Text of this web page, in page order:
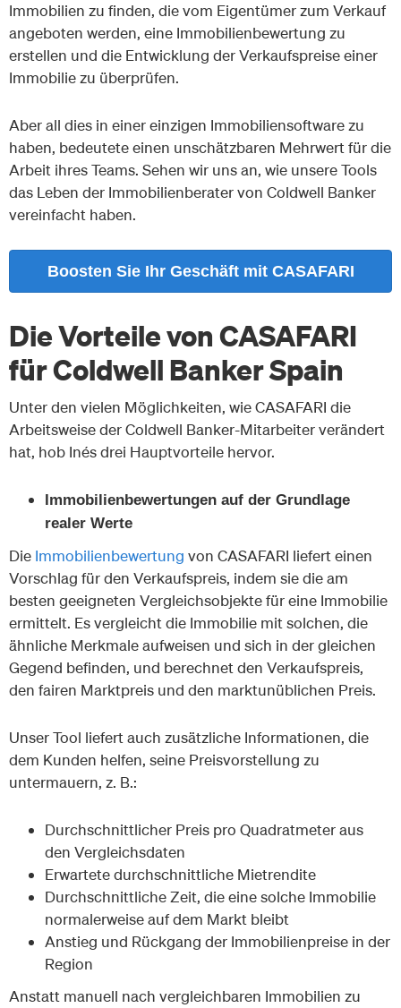
Immobilien zu finden, die vom Eigentümer zum Verkauf
angeboten werden, eine Immobilienbewertung zu
erstellen und die Entwicklung der Verkaufspreise einer
Immobilie zu überprüfen.
Aber all dies in einer einzigen Immobiliensoftware zu
haben, bedeutete einen unschätzbaren Mehrwert für die
Arbeit ihres Teams. Sehen wir uns an, wie unsere Tools
das Leben der Immobilienberater von Coldwell Banker
vereinfacht haben.
Boosten Sie Ihr Geschäft mit CASAFARI
Die Vorteile von CASAFARI
für Coldwell Banker Spain
Unter den vielen Möglichkeiten, wie CASAFARI die
Arbeitsweise der Coldwell Banker-Mitarbeiter verändert
hat, hob Inés drei Hauptvorteile hervor.
Immobilienbewertungen auf der Grundlage
realer Werte
Die Immobilienbewertung von CASAFARI liefert einen
Vorschlag für den Verkaufspreis, indem sie die am
besten geeigneten Vergleichsobjekte für eine Immobilie
ermittelt. Es vergleicht die Immobilie mit solchen, die
ähnliche Merkmale aufweisen und sich in der gleichen
Gegend befinden, und berechnet den Verkaufspreis,
den fairen Marktpreis und den marktunüblichen Preis.
Unser Tool liefert auch zusätzliche Informationen, die
dem Kunden helfen, seine Preisvorstellung zu
untermauern, z. B.:
Durchschnittlicher Preis pro Quadratmeter aus
den Vergleichsdaten
Erwartete durchschnittliche Mietrendite
Durchschnittliche Zeit, die eine solche Immobilie
normalerweise auf dem Markt bleibt
Anstieg und Rückgang der Immobilienpreise in der
Region
Anstatt manuell nach vergleichbaren Immobilien zu